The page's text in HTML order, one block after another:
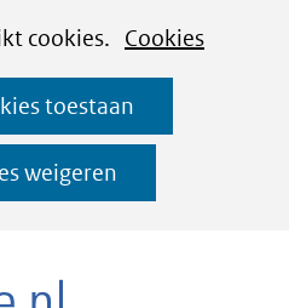
cookies. Cookies
toestaan
weigeren
Ga
naar
de
inhoud